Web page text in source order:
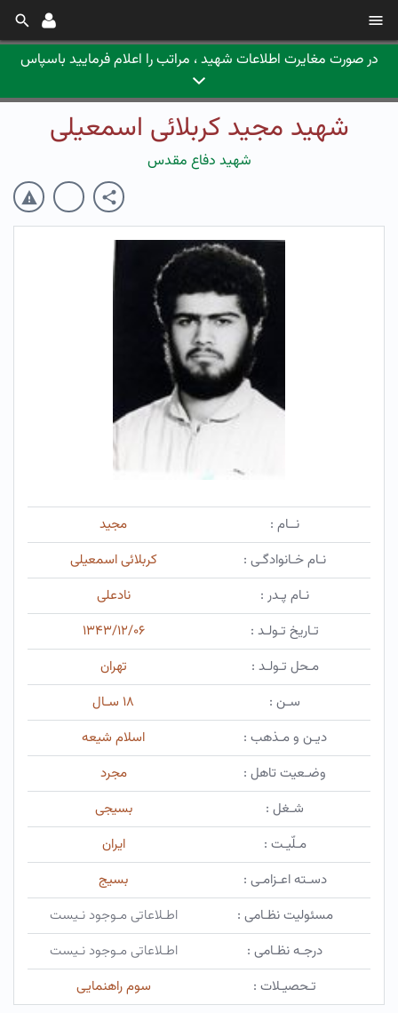
در صورت مغایرت اطلاعات شهید ، مراتب را اعلام فرمایید باسپاس
شهید مجید کربلائی اسمعیلی
شهید دفاع مقدس
نــام :
مجید
نـام خـانوادگـی :
کربلائی اسمعیلی
نـام پـدر :
نادعلی
تـاریخ تـولـد :
۱۳۴۳/۱۲/۰۶
مـحل تـولـد :
تهران
سـن :
۱۸ سـال
دیـن و مـذهب :
اسلام شیعه
وضـعیت تاهل :
مجرد
شـغل :
بسیجی
مـلّیـت :
ایران
دسـته اعـزامـی :
بسیج
مسئولیت نظـامی :
اطـلاعاتی مـوجود نـیست
درجـه نظـامی :
اطـلاعاتی مـوجود نـیست
تـحصیـلات :
سوم راهنمایی